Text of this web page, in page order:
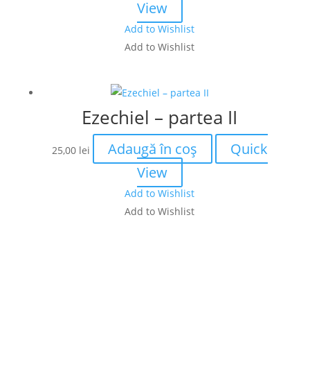
View
Add to Wishlist
Add to Wishlist
Ezechiel – partea II
25,00 lei Adaugă în coș
Quick
View
Add to Wishlist
Add to Wishlist